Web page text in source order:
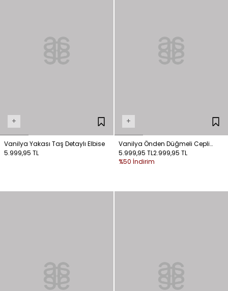
+
Vanilya Yakası Taş Detaylı Elbise
5.999,95 TL
+
Vanilya Önden Düğmeli Cepli
Elbise
5.999,95 TL2.999,95 TL
%50 İndirim